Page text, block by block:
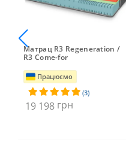
Матрац R3 Regeneration /
R3 Come-for
Працюємо
(3)
19 198 грн